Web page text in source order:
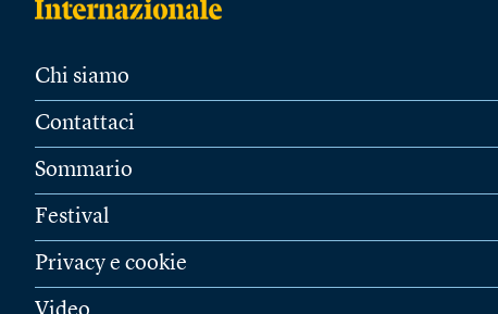
Chi siamo
Contattaci
Sommario
Festival
Privacy e cookie